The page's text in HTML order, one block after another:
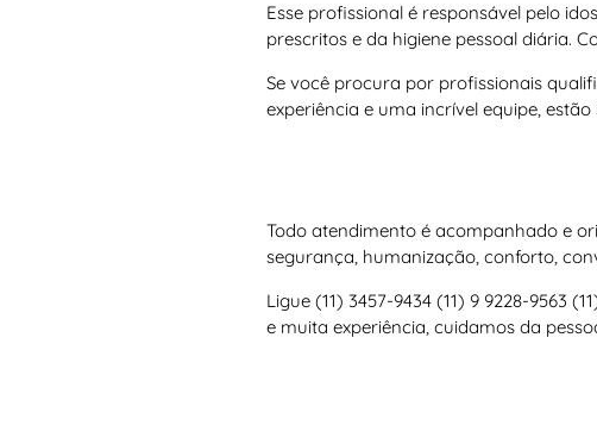
Esse profissional é responsável pelo
prescritos e da higiene pessoal diária.
Se você procura por profissionais
experiência e uma incrível equipe,
Todo atendimento é acompanhado e
segurança, humanização, conforto,
Ligue (11) 3457-9434 (11) 9 9228-9563
e muita experiência, cuidamos da